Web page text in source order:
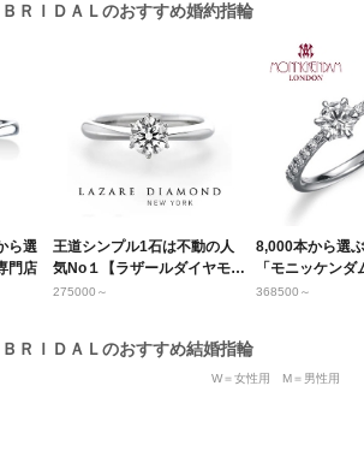
ＲＩＤＡＬのおすすめ婚約指輪
ら選
門店
王道シンプル1石は不動の人
気No１【ラザールダイヤモン
ド】
275000～
8,000本から選
「モニッケン
店
368500～
ＲＩＤＡＬのおすすめ結婚指輪
W＝女性用 M＝男性用